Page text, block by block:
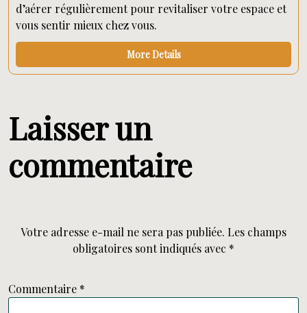
d’aérer régulièrement pour revitaliser votre espace et
vous sentir mieux chez vous.
More Details
Laisser un
commentaire
Votre adresse e-mail ne sera pas publiée. Les champs
obligatoires sont indiqués avec *
Commentaire *